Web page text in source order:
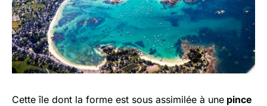
Cette île dont la forme est sous assimilée à une pince